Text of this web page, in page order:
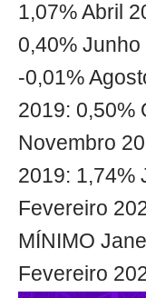
1,07% Abril
0,40%
-0,01%
2019: 0,50%
Novembro
2019: 1,74%
Fevereiro
MÍNIMO
Fevereiro